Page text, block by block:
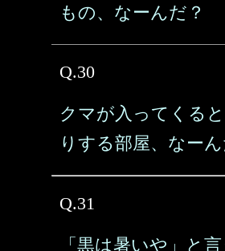
もの、なーんだ？
Q.30
クマが入ってくる
りする部屋、なーん
Q.31
「黒は暑いや」と